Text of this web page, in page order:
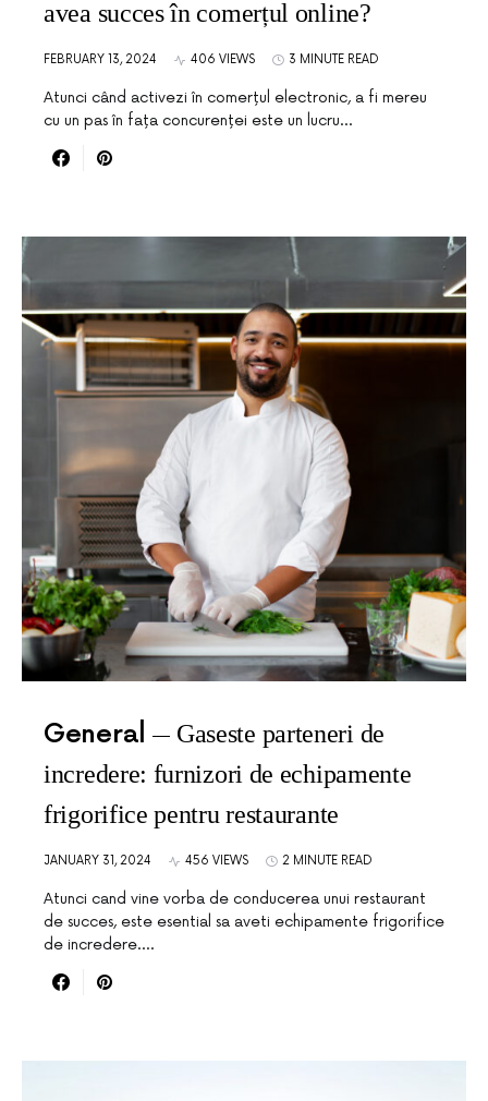
avea succes în comerțul online?
FEBRUARY 13, 2024 406 VIEWS 3 MINUTE READ
Atunci când activezi în comerțul electronic, a fi mereu
cu un pas în fața concurenței este un lucru…
General
Gaseste parteneri de
incredere: furnizori de echipamente
frigorifice pentru restaurante
JANUARY 31, 2024 456 VIEWS 2 MINUTE READ
Atunci cand vine vorba de conducerea unui restaurant
de succes, este esential sa aveti echipamente frigorifice
de incredere.…